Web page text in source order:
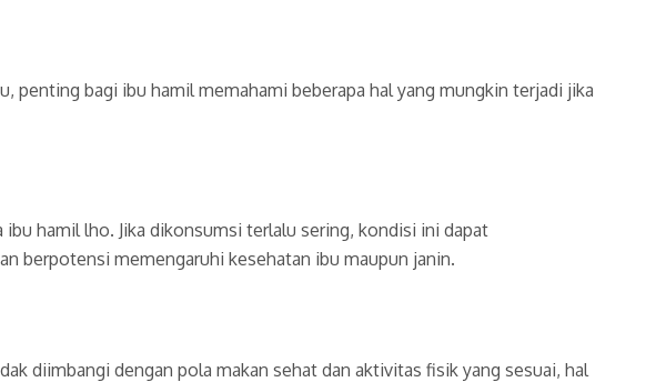
penting bagi ibu hamil memahami beberapa hal yang mungkin terjadi jika
hamil lho. Jika dikonsumsi terlalu sering, kondisi ini dapat
berpotensi memengaruhi kesehatan ibu maupun janin.
diimbangi dengan pola makan sehat dan aktivitas fisik yang sesuai, hal